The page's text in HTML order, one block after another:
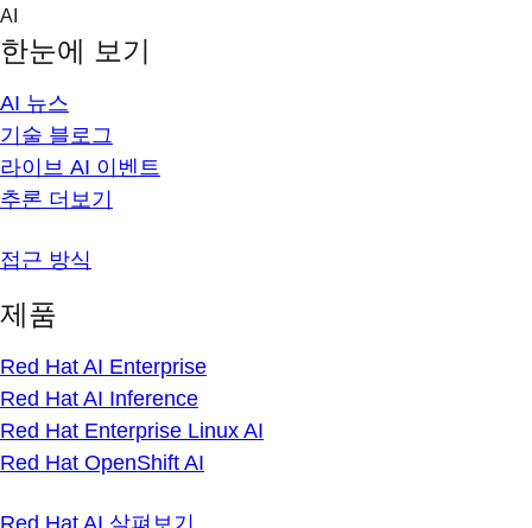
Skip
content
AI
한눈에 보기
AI 뉴스
기술 블로그
라이브 AI 이벤트
추론 더보기
접근 방식
제품
Red Hat AI Enterprise
Red Hat AI Inference
Red Hat Enterprise Linux AI
Red Hat OpenShift AI
Red Hat AI 살펴보기